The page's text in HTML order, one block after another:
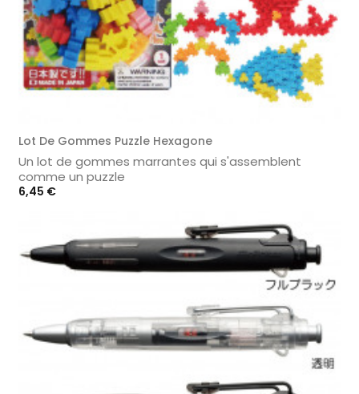
Lot De Gommes Puzzle Hexagone
Un lot de gommes marrantes qui s'assemblent
comme un puzzle
Prix
6,45 €